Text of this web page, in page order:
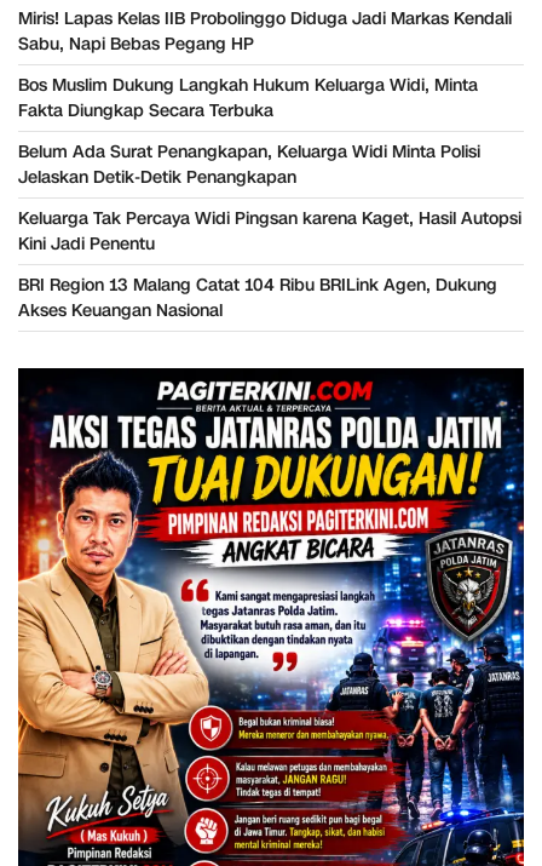
Miris! Lapas Kelas IIB Probolinggo Diduga Jadi Markas Kendali
Sabu, Napi Bebas Pegang HP
Bos Muslim Dukung Langkah Hukum Keluarga Widi, Minta
Fakta Diungkap Secara Terbuka
Belum Ada Surat Penangkapan, Keluarga Widi Minta Polisi
Jelaskan Detik-Detik Penangkapan
Keluarga Tak Percaya Widi Pingsan karena Kaget, Hasil Autopsi
Kini Jadi Penentu
BRI Region 13 Malang Catat 104 Ribu BRILink Agen, Dukung
Akses Keuangan Nasional